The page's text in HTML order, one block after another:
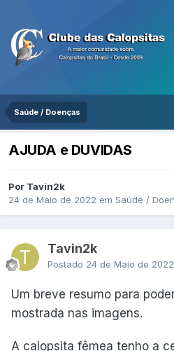
Saúde / Doenças
AJUDA e DUVIDAS
Por Tavin2k
24 de Maio de 2022 em Saúde /
Tavin2k
Postado 24 de Maio de 2022
Um breve resumo para
mostrada nas imagens.
A calopsita fêmea tenho a